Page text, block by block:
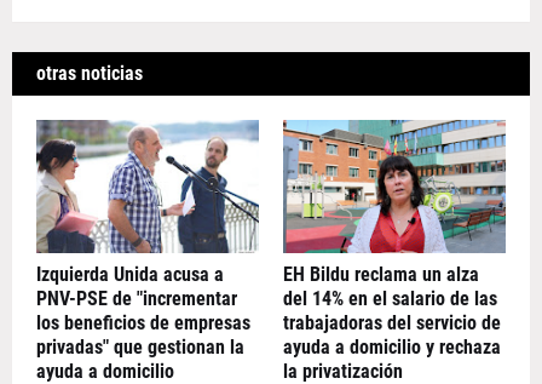
otras noticias
Izquierda Unida acusa a
PNV-PSE de "incrementar
los beneficios de empresas
privadas" que gestionan la
ayuda a domicilio
EH Bildu reclama un alza
del 14% en el salario de las
trabajadoras del servicio de
ayuda a domicilio y rechaza
la privatización